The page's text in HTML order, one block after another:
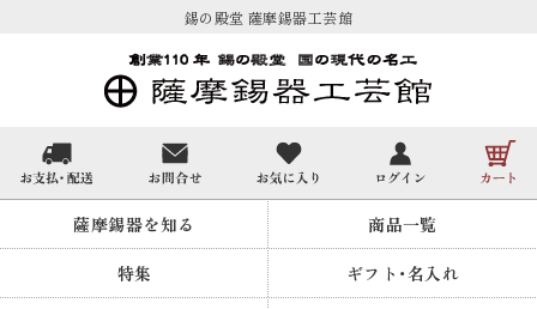
錫の殿堂 薩摩錫器工芸館
薩摩錫器を知る 商品一覧
特集 ギフト・名入れ